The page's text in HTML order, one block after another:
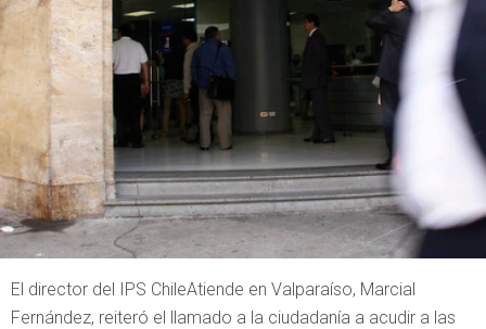
El director del IPS ChileAtiende en Valparaíso, Marcial
Fernández, reiteró el llamado a la ciudadanía a acudir a las